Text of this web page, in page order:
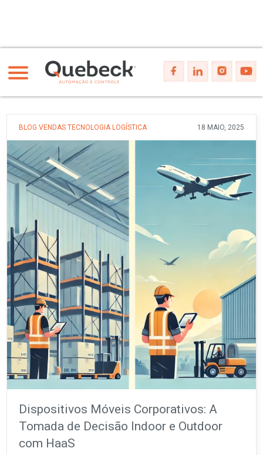
BLOG VENDAS TECNOLOGIA LOGÍSTICA 18 MAIO, 2025
Dispositivos Móveis Corporativos: A
Tomada de Decisão Indoor e Outdoor
com HaaS